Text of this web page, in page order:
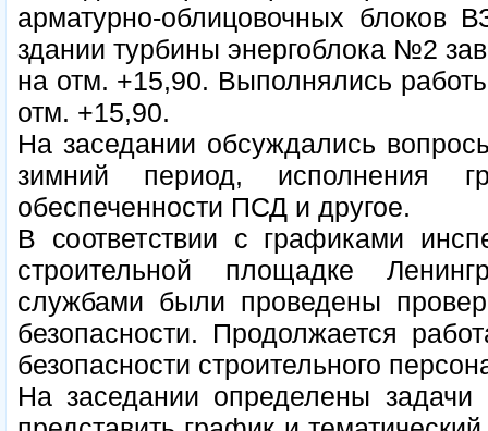
арматурно-облицовочных
здании турбины энергоблока №2
на отм. +15,90. Выполнялись
отм. +15,90.
На заседании обсуждались
зимний период, исполнения
обеспеченности ПСД и другое.
В соответствии с графиками
строительной площадке
службами были проведены
безопасности. Продолжается
безопасности строительного
На заседании определены